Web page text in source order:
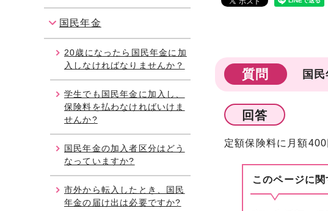
質問 国
回答
定額保険料に月額
このページに関
国民年金
20歳になったら国民年金に加
入しなければなりませんか？
学生でも国民年金に加入し、
保険料を払わなければいけま
せんか?
国民年金の加入者区分はどう
なっていますか?
市外から転入したとき、国民
年金の届け出は必要ですか?